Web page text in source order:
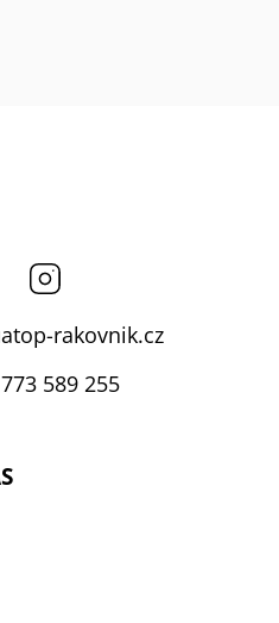
Facebook
rakovnik.cz
589 255